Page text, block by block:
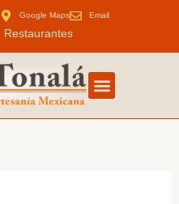
Google Maps Email
Restaurantes